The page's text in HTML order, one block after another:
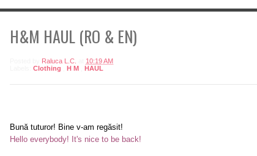
H&M HAUL (RO & EN)
Raluca L.C. 10:19 AM
Clothing H M HAUL
Bună tuturor! Bine v-am regăsit!
Hello everybody! It's nice to be back!